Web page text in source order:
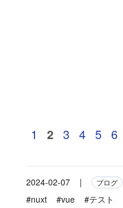
1 2 3 4 5 6
2024-02-07 | ブログ
#nuxt
#vue #テスト